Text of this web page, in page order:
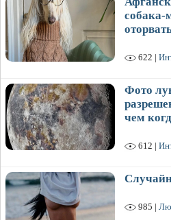
собака-
622 |
Фото
чем
612 |
985 |